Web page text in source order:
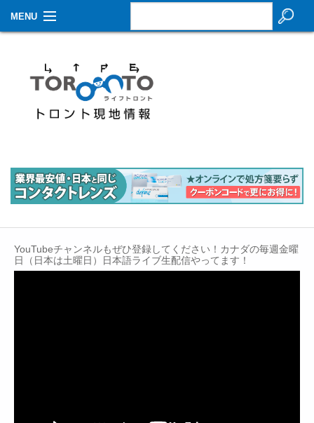
MENU
生活情報
その他
イベントカレンダー
About Us
YouTubeチャンネルもぜひ登録してください！カナダの毎週金曜
日（日本は土曜日）日本語ライブ生配信やってます！